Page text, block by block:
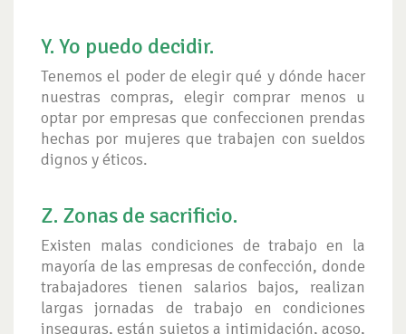
Y. Yo puedo decidir.
Tenemos el poder de elegir qué y dónde hacer
nuestras compras, elegir comprar menos u
optar por empresas que confeccionen prendas
hechas por mujeres que trabajen con sueldos
dignos y éticos.
Z. Zonas de sacrificio.
Existen malas condiciones de trabajo en la
mayoría de las empresas de confección, donde
trabajadores tienen salarios bajos, realizan
largas jornadas de trabajo en condiciones
inseguras, están sujetos a intimidación, acoso,